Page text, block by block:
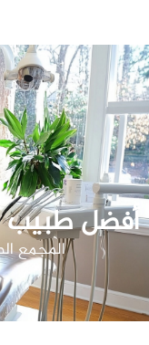
أفضل طبيب
المجمع